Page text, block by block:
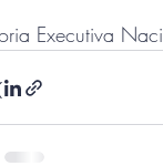
Executiva